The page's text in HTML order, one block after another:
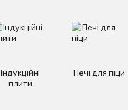
Індукційні
плити
Печі для піци